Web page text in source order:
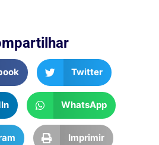
Twitter
WhatsApp
Imprimir